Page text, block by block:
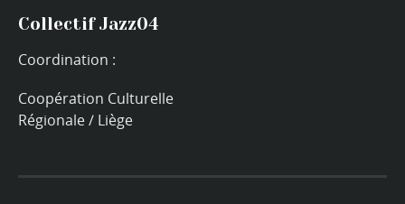
Collectif Jazz04
Coordination :
Coopération Culturelle
Régionale / Liège